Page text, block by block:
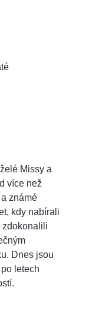
Missy a
více než
známé
kdy nabírali
zdokonalili
Dnes jsou
letech